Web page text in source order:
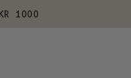
1000